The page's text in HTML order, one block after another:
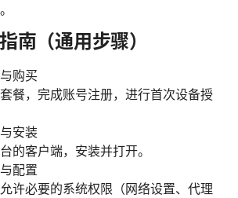
南（通用步骤）
购买
餐，完成账号注册，进行首次设备授
安装
的客户端，安装并打开。
配置
许必要的系统权限（网络设置、代理